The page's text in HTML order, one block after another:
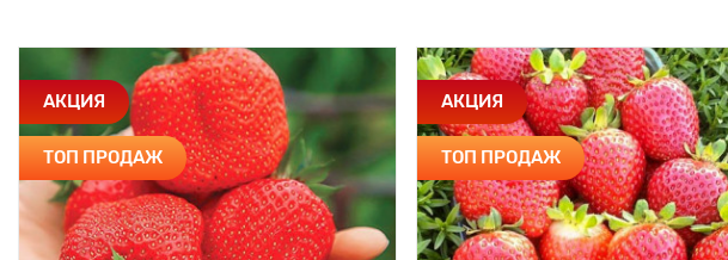
АКЦИЯ
ТОП ПРОДАЖ
АКЦИЯ
ТОП ПРОДАЖ